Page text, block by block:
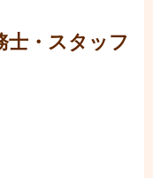
士・スタッフ